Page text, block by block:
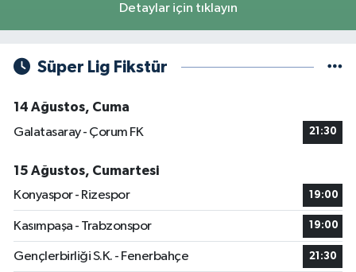
Detaylar için tıklayın
Süper Lig Fikstür
14 Ağustos, Cuma
Galatasaray - Çorum FK
21:30
15 Ağustos, Cumartesi
Konyaspor - Rizespor
19:00
Kasımpaşa - Trabzonspor 19:00
Gençlerbirliği S.K. - Fenerbahçe 21:30